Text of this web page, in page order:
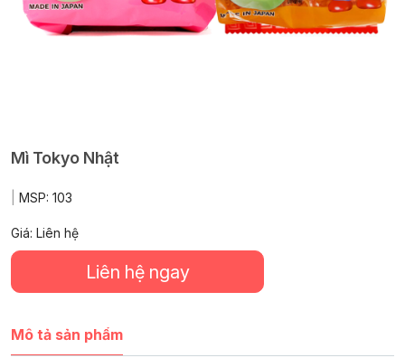
Mì Tokyo Nhật
MSP: 103
Giá: Liên hệ
Liên hệ ngay
Mô tả sản phẩm